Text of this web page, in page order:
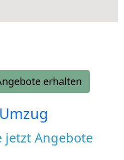
erhalten
jetzt Angebote